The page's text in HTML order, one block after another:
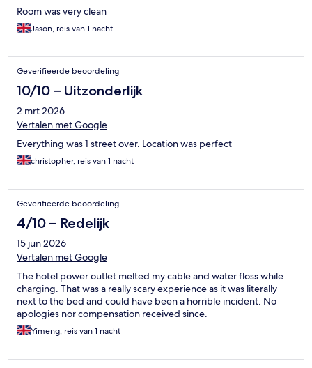
Room was very clean
Jason, reis van 1 nacht
Geverifieerde beoordeling
10/10 – Uitzonderlijk
2 mrt 2026
Vertalen met Google
Everything was 1 street over. Location was perfect
christopher, reis van 1 nacht
Geverifieerde beoordeling
4/10 – Redelijk
15 jun 2026
Vertalen met Google
The hotel power outlet melted my cable and water floss while
charging. That was a really scary experience as it was literally
next to the bed and could have been a horrible incident. No
apologies nor compensation received since.
Yimeng, reis van 1 nacht